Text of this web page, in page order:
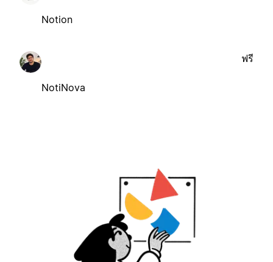
Notion
NotiNova
ฟรี